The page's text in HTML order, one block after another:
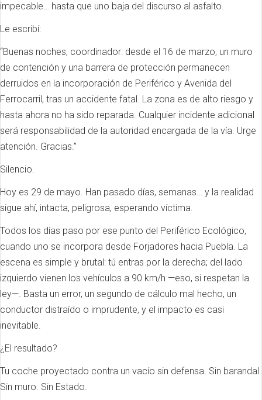
impecable… hasta que uno baja del discurso al asfalto.
Le escribí:
“Buenas noches, coordinador: desde el 16 de marzo, un muro
de contención y una barrera de protección permanecen
derruidos en la incorporación de Periférico y Avenida del
Ferrocarril, tras un accidente fatal. La zona es de alto riesgo y
hasta ahora no ha sido reparada. Cualquier incidente adicional
será responsabilidad de la autoridad encargada de la vía. Urge
atención. Gracias.”
Silencio.
Hoy es 29 de mayo. Han pasado días, semanas… y la realidad
sigue ahí, intacta, peligrosa, esperando víctima.
Todos los días paso por ese punto del Periférico Ecológico,
cuando uno se incorpora desde Forjadores hacia Puebla. La
escena es simple y brutal: tú entras por la derecha; del lado
izquierdo vienen los vehículos a 90 km/h —eso, si respetan la
ley—. Basta un error, un segundo de cálculo mal hecho, un
conductor distraído o imprudente, y el impacto es casi
inevitable.
¿El resultado?
Tu coche proyectado contra un vacío sin defensa. Sin barandal.
Sin muro. Sin Estado.